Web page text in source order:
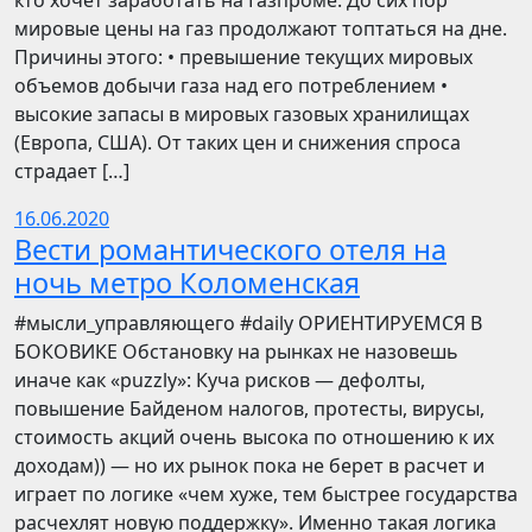
мировые цены на газ продолжают топтаться на дне.
Причины этого: • превышение текущих мировых
объемов добычи газа над его потреблением •
высокие запасы в мировых газовых хранилищах
(Европа, США). От таких цен и снижения спроса
страдает […]
16.06.2020
Вести романтического отеля на
ночь метро Коломенская
​​#мысли_управляющего #daily ОРИЕНТИРУЕМСЯ В
БОКОВИКЕ Обстановку на рынках не назовешь
иначе как «puzzly»: Куча рисков — дефолты,
повышение Байденом налогов, протесты, вирусы,
стоимость акций очень высока по отношению к их
доходам)) — но их рынок пока не берет в расчет и
играет по логике «чем хуже, тем быстрее государства
расчехлят новую поддержку». Именно такая логика